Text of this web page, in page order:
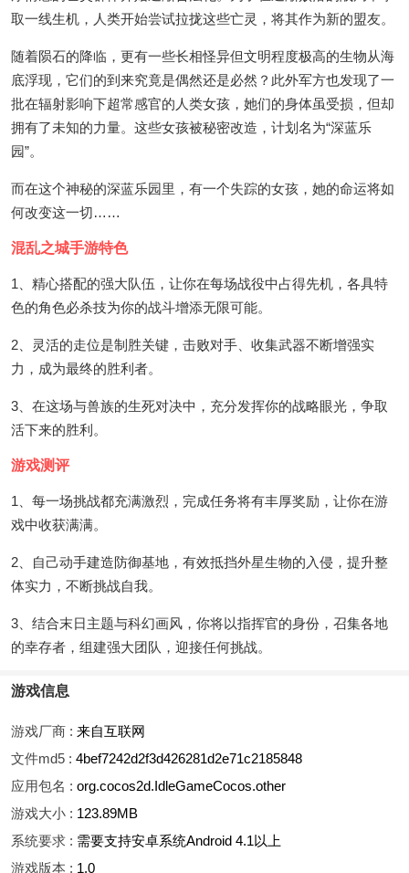
取一线生机，人类开始尝试拉拢这些亡灵，将其作为新的盟友。
随着陨石的降临，更有一些长相怪异但文明程度极高的生物从海
底浮现，它们的到来究竟是偶然还是必然？此外军方也发现了一
批在辐射影响下超常感官的人类女孩，她们的身体虽受损，但却
拥有了未知的力量。这些女孩被秘密改造，计划名为“深蓝乐
园”。
而在这个神秘的深蓝乐园里，有一个失踪的女孩，她的命运将如
何改变这一切……
混乱之城手游特色
1、精心搭配的强大队伍，让你在每场战役中占得先机，各具特
色的角色必杀技为你的战斗增添无限可能。
2、灵活的走位是制胜关键，击败对手、收集武器不断增强实
力，成为最终的胜利者。
3、在这场与兽族的生死对决中，充分发挥你的战略眼光，争取
活下来的胜利。
游戏测评
1、每一场挑战都充满激烈，完成任务将有丰厚奖励，让你在游
戏中收获满满。
2、自己动手建造防御基地，有效抵挡外星生物的入侵，提升整
体实力，不断挑战自我。
3、结合末日主题与科幻画风，你将以指挥官的身份，召集各地
的幸存者，组建强大团队，迎接任何挑战。
游戏信息
游戏厂商 : 来自互联网
文件md5 : 4bef7242d2f3d426281d2e71c2185848
应用包名 : org.cocos2d.IdleGameCocos.other
游戏大小 : 123.89MB
系统要求 : 需要支持安卓系统Android 4.1以上
游戏版本 : 1.0